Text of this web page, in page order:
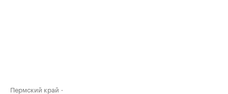
Пермский край